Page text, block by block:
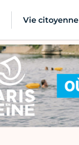
Vie citoyenne